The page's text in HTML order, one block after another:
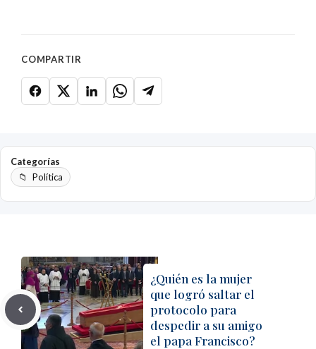
COMPARTIR
Categorías
Política
¿Quién es la mujer
que logró saltar el
protocolo para
despedir a su amigo
el papa Francisco?